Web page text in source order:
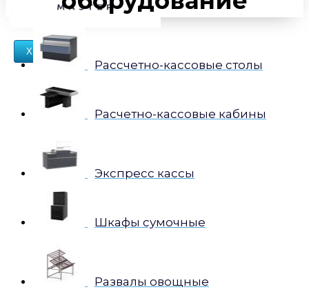
X
Рассчетно-кассовые столы
Расчетно-кассовые кабины
Экспресс кассы
Шкафы сумочные
Развалы овощные